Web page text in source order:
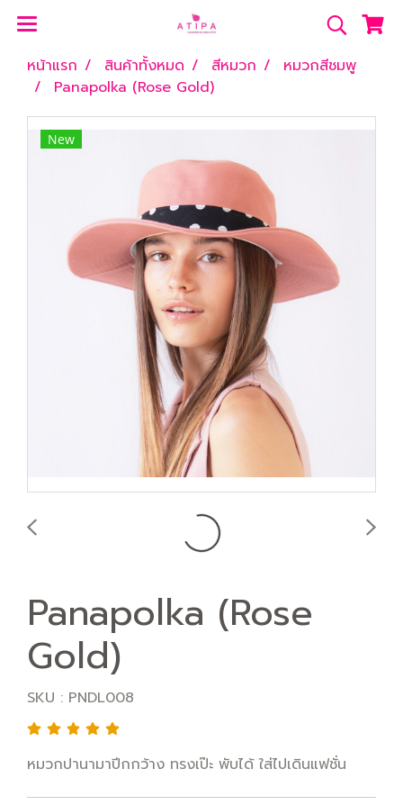
หน้าแรก สินค้าทั้งหมด สีหมวก
หมวกสีชมพู
Panapolka (Rose Gold)
New
Panapolka (Rose
Gold)
SKU : PNDL008
หมวกปานามาปีกกว้าง ทรงเป๊ะ พับได้ ใส่ไปเดินแฟชั่น